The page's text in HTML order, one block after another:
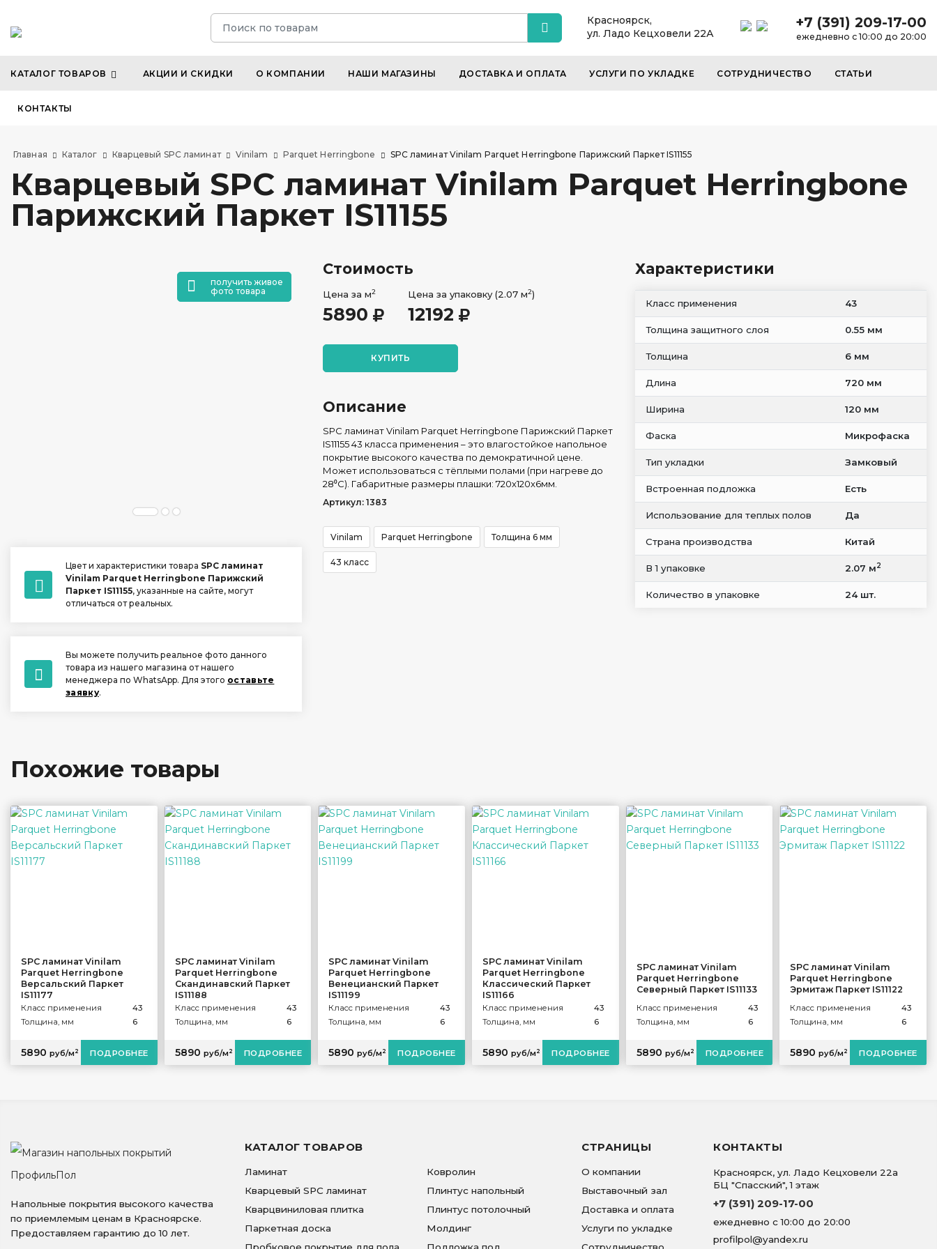
+7 (391) 209-17-00
ежедневно с 10:00 до 20:00
Красноярск,
ул. Ладо Кецховели 22А
КАТАЛОГ ТОВАРОВ АКЦИИ И СКИДКИ О КОМПАНИИ НАШИ МАГАЗИНЫ ДОСТАВКА И ОПЛАТА УСЛУГИ ПО УКЛАДКЕ СОТРУДНИЧЕСТВО СТАТЬИ
КОНТАКТЫ
Главная Каталог Кварцевый SPC ламинат Vinilam Parquet Herringbone SPC ламинат Vinilam Parquet Herringbone Парижский Паркет IS11155
Кварцевый SPC ламинат Vinilam Parquet Herringbone
Парижский Паркет IS11155
получить живое
фото товара
Цвет и характеристики товара SPC ламинат
Vinilam Parquet Herringbone Парижский
Паркет IS11155, указанные на сайте, могут
отличаться от реальных.
Вы можете получить реальное фото данного
товара из нашего магазина от нашего
менеджера по WhatsApp. Для этого оставьте
заявку.
Стоимость
Цена за м2
5890
Цена за упаковку (2.07 м2)
12192
КУПИТЬ
Описание
SPC ламинат Vinilam Parquet Herringbone Парижский Паркет
IS11155 43 класса применения – это влагостойкое напольное
покрытие высокого качества по демократичной цене.
Может использоваться с тёплыми полами (при нагреве до
28⁰С). Габаритные размеры плашки: 720x120x6мм.
Артикул: 1383
Vinilam Parquet Herringbone Толщина 6 мм
43 класс
Характеристики
Класс применения 43
Толщина защитного слоя 0.55 мм
Толщина 6 мм
Длина 720 мм
Ширина 120 мм
Фаска Микрофаска
Тип укладки Замковый
Встроенная подложка Есть
Использование для теплых полов Да
Страна производства Китай
В 1 упаковке 2.07 м2
Количество в упаковке 24 шт.
Похожие товары
SPC ламинат Vinilam
Parquet Herringbone
Версальский Паркет
IS11177
Класс применения
43
Толщина, мм
6
5890 руб/м 2 ПОДРОБНЕЕ
SPC ламинат Vinilam
Parquet Herringbone
Скандинавский Паркет
IS11188
Класс применения
43
Толщина, мм
6
5890 руб/м 2 ПОДРОБНЕЕ
SPC ламинат Vinilam
Parquet Herringbone
Венецианский Паркет
IS11199
Класс применения
43
Толщина, мм
6
5890руб/м 2 ПОДРОБНЕЕ
SPC ламинат Vinilam
Parquet Herringbone
Классический Паркет
IS11166
Класс применения
43
Толщина, мм
6
5890 руб/м 2 ПОДРОБНЕЕ
SPC ламинат Vinilam
Parquet Herringbone
Северный Паркет IS11133
Класс применения
43
Толщина, мм
6
5890 руб/м 2 ПОДРОБНЕЕ
SPC ламинат Vinilam
Parquet Herringbone
Эрмитаж Паркет IS11122
Класс применения
43
Толщина, мм
6
5890руб/м 2 ПОДРОБНЕЕ
Напольные покрытия высокого качества
по приемлемым ценам в Красноярске.
Предоставляем гарантию до 10 лет.
КАТАЛОГ ТОВАРОВ
Ламинат
Кварцевый SPC ламинат
Кварцвиниловая плитка
Паркетная доска
Ковролин
Плинтус напольный
Плинтус потолочный
Молдинг
СТРАНИЦЫ
О компании
Выставочный зал
Доставка и оплата
Услуги по укладке
КОНТАКТЫ
Красноярск, ул. Ладо Кецховели 22а
БЦ "Спасский", 1 этаж
+7 (391) 209-17-00
ежедневно с 10:00 до 20:00
profilpol@yandex.ru